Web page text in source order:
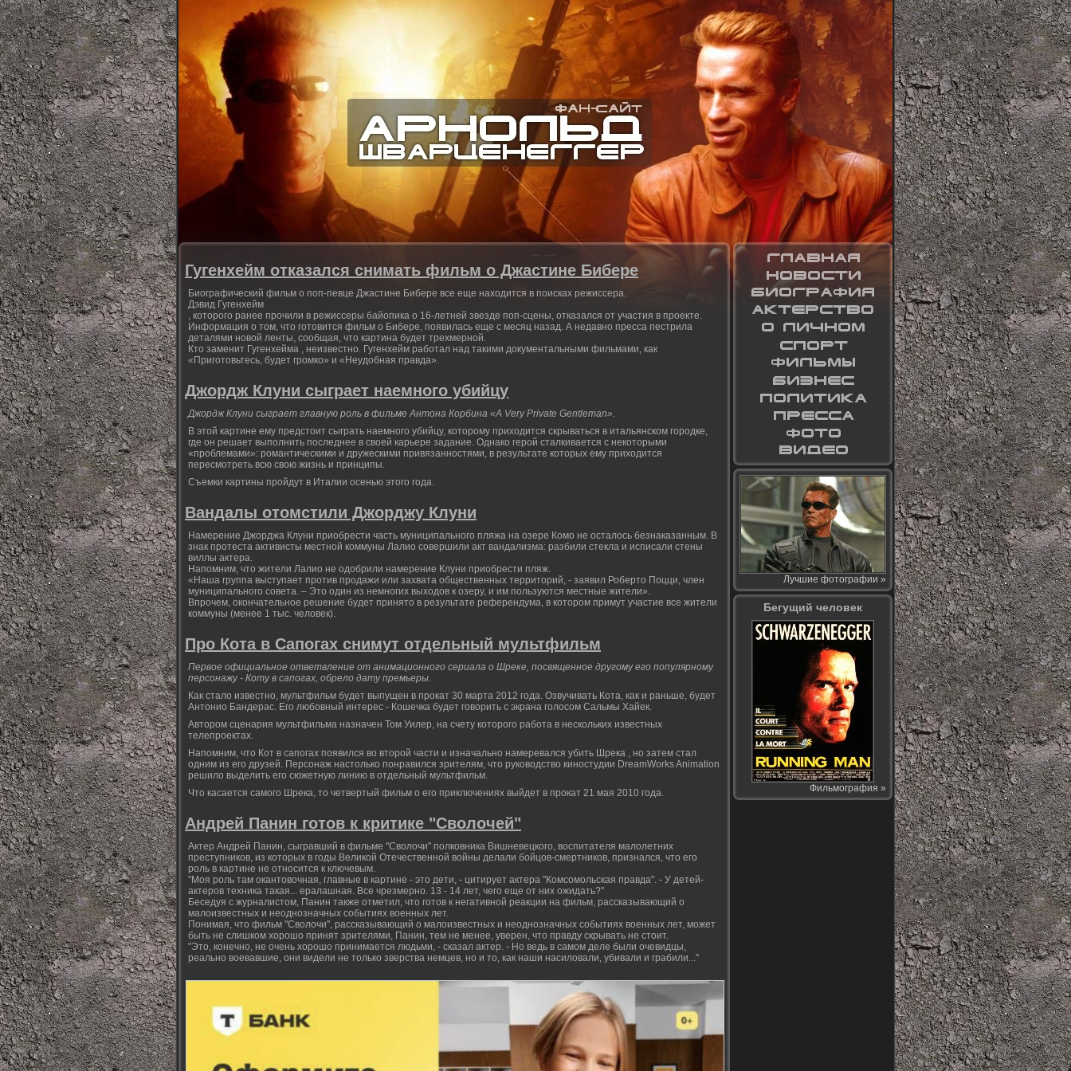
Гугенхейм отказался снимать фильм о Джастине Бибере
Биографический фильм о поп-певце Джастине Бибере все еще находится в поисках режиссера.
Дэвид Гугенхейм
, которого ранее прочили в режиссеры байопика о 16-летней звезде поп-сцены, отказался от участия в проекте.
Информация о том, что готовится фильм о Бибере, появилась еще с месяц назад. А недавно пресса пестрила
деталями новой ленты, сообщая, что картина будет трехмерной.
Кто заменит Гугенхейма , неизвестно. Гугенхейм работал над такими документальными фильмами, как
«Приготовьтесь, будет громко» и «Неудобная правда».
Джордж Клуни сыграет наемного убийцу
Джордж Клуни сыграет главную роль в фильме Антона Корбина «A Very Private Gentleman».
В этой картине ему предстоит сыграть наемного убийцу, которому приходится скрываться в итальянском городке,
где он решает выполнить последнее в своей карьере задание. Однако герой сталкивается с некоторыми
«проблемами»: романтическими и дружескими привязанностями, в результате которых ему приходится
пересмотреть всю свою жизнь и принципы.
Съемки картины пройдут в Италии осенью этого года.
Вандалы отомстили Джорджу Клуни
Намерение Джорджа Клуни приобрести часть муниципального пляжа на озере Комо не осталось безнаказанным. В
знак протеста активисты местной коммуны Лалио совершили акт вандализма: разбили стекла и исписали стены
виллы актера.
Напомним, что жители Лалио не одобрили намерение Клуни приобрести пляж.
«Наша группа выступает против продажи или захвата общественных территорий, - заявил Роберто Поцци, член
муниципального совета. – Это один из немногих выходов к озеру, и им пользуются местные жители».
Впрочем, окончательное решение будет принято в результате референдума, в котором примут участие все жители
коммуны (менее 1 тыс. человек).
Про Кота в Сапогах снимут отдельный мультфильм
Первое официальное ответвление от анимационного сериала о Шреке, посвященное другому его популярному
персонажу - Коту в сапогах, обрело дату премьеры.
Как стало известно, мультфильм будет выпущен в прокат 30 марта 2012 года. Озвучивать Кота, как и раньше, будет
Антонио Бандерас. Его любовный интерес - Кошечка будет говорить с экрана голосом Сальмы Хайек.
Автором сценария мультфильма назначен Том Уилер, на счету которого работа в нескольких известных
телепроектах.
Напомним, что Кот в сапогах появился во второй части и изначально намеревался убить Шрека , но затем стал
одним из его друзей. Персонаж настолько понравился зрителям, что руководство киностудии DreamWorks Animation
решило выделить его сюжетную линию в отдельный мультфильм.
Что касается самого Шрека, то четвертый фильм о его приключениях выйдет в прокат 21 мая 2010 года.
Андрей Панин готов к критике "Сволочей"
Актер Андрей Панин, сыгравший в фильме "Сволочи" полковника Вишневецкого, воспитателя малолетних
преступников, из которых в годы Великой Отечественной войны делали бойцов-смертников, признался, что его
роль в картине не относится к ключевым.
"Моя роль там окантовочная, главные в картине - это дети, - цитирует актера "Комсомольская правда". - У детей-
актеров техника такая... ералашная. Все чрезмерно. 13 - 14 лет, чего еще от них ожидать?"
Беседуя с журналистом, Панин также отметил, что готов к негативной реакции на фильм, рассказывающий о
малоизвестных и неоднозначных событиях военных лет.
Понимая, что фильм "Сволочи", рассказывающий о малоизвестных и неоднозначных событиях военных лет, может
быть не слишком хорошо принят зрителями, Панин, тем не менее, уверен, что правду скрывать не стоит.
"Это, конечно, не очень хорошо принимается людьми, - сказал актер. - Но ведь в самом деле были очевидцы,
реально воевавшие, они видели не только зверства немцев, но и то, как наши насиловали, убивали и грабили..."
Лучшие фотографии »
Бегущий человек
Фильмография »